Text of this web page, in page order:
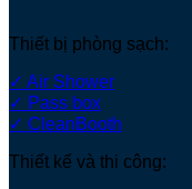
Thiết bị phòng sạch:
✓ Air Shower
✓ Pass box
✓ CleanBooth
Thiết kế và thi công: